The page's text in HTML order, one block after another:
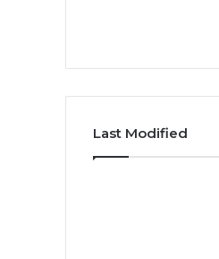
Last Modified